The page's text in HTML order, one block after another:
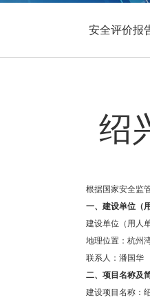
安全评价报
绍
根据国家安全监
一、 建设单位（
建设单位（用人
地理位置：杭州
联系人：潘国华
二、 项目名称及
建设项目名称：